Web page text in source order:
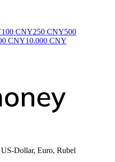
100 CNY250 CNY500
CNY10.000 CNY
US-Dollar, Euro, Rubel